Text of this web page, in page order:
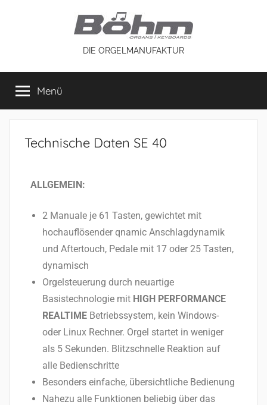
DIE ORGELMANUFAKTUR
Menü
Technische Daten SE 40
ALLGEMEIN:
2 Manuale je 61 Tasten, gewichtet mit
hochauflösender qnamic Anschlagdynamik
und Aftertouch, Pedale mit 17 oder 25 Tasten,
dynamisch
Orgelsteuerung durch neuartige
Basistechnologie mit HIGH PERFORMANCE
REALTIME Betriebssystem, kein Windows-
oder Linux Rechner. Orgel startet in weniger
als 5 Sekunden. Blitzschnelle Reaktion auf
alle Bedienschritte
Besonders einfache, übersichtliche Bedienung
Nahezu alle Funktionen beliebig über das